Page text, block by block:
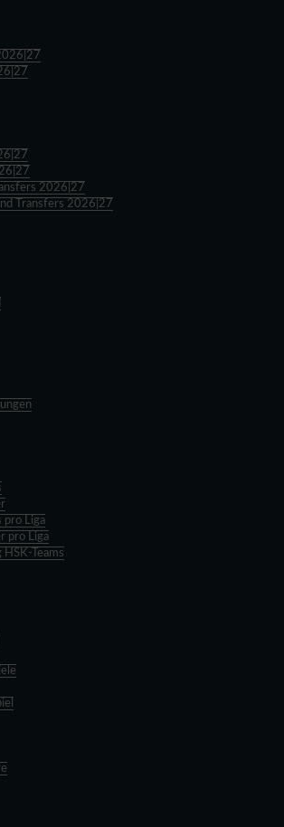
2026|27
Transfers 2026|27
pro Liga
pro Liga
Teams